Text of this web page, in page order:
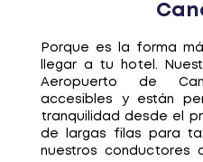
Porque es la forma
llegar a tu hotel.
Aeropuerto de
accesibles y están
tranquilidad desde el
de largas filas para
nuestros conductores